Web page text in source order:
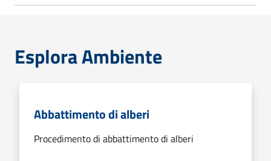
Esplora Ambiente
Abbattimento di alberi
Procedimento di abbattimento di alberi